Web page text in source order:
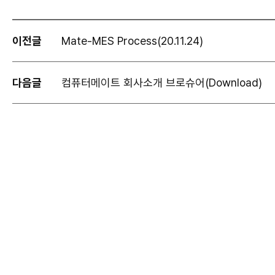
이전글 Mate-MES Process(20.11.24)
다음글 컴퓨터메이트 회사소개 브로슈어(Download)